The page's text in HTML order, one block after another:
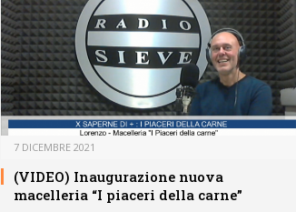
7 DICEMBRE 2021
(VIDEO) Inaugurazione nuova
macelleria “I piaceri della carne”